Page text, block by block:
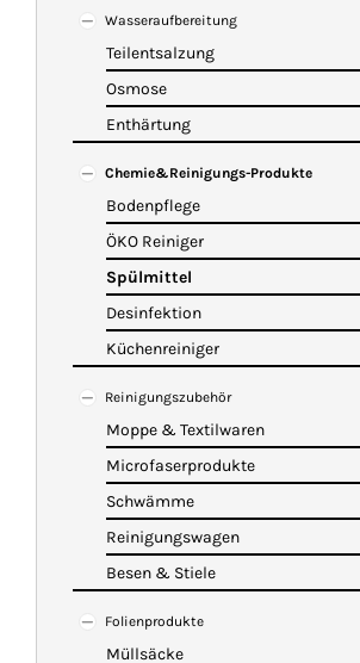
Wasseraufbereitung
Teilentsalzung
Osmose
Enthärtung
Chemie&Reinigungs-Produkte
Bodenpflege
ÖKO Reiniger
Spülmittel
Desinfektion
Küchenreiniger
Reinigungszubehör
Moppe & Textilwaren
Microfaserprodukte
Schwämme
Reinigungswagen
Besen & Stiele
Folienprodukte
Müllsäcke